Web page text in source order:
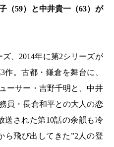
（59）と中井貴一（63）が
、2014年に第2シリーズが
。古都・鎌倉を舞台に、
ーサー・吉野千明と、中井
員・長倉和平との大人の恋
送された第10話の余韻も冷
ら飛び出してきた”2人の登